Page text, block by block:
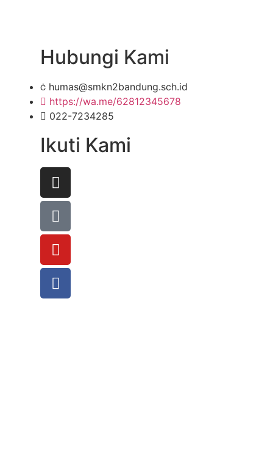
Hubungi Kami
humas@smkn2bandung.sch.id
https://wa.me/62812345678
022-7234285
Ikuti Kami